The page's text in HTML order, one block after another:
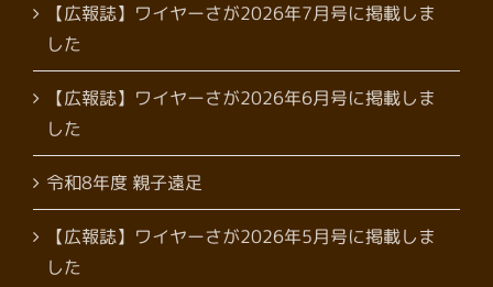
【広報誌】ワイヤーさが2026年7月号に掲載しま
した
【広報誌】ワイヤーさが2026年6月号に掲載しま
した
令和8年度 親子遠足
【広報誌】ワイヤーさが2026年5月号に掲載しま
した